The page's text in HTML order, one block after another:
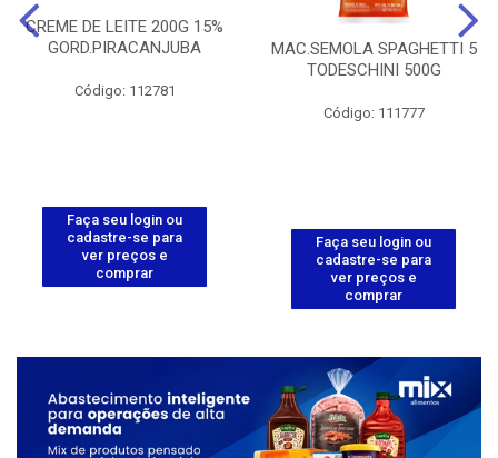
CREME DE LEITE 200G 15%
GORD.PIRACANJUBA
Código: 112781
Faça seu login ou
cadastre-se para
ver preços e
comprar
MAC.SEMOLA SPAGHETTI 5
TODESCHINI 500G
Código: 111777
Faça seu login ou
cadastre-se para
ver preços e
comprar